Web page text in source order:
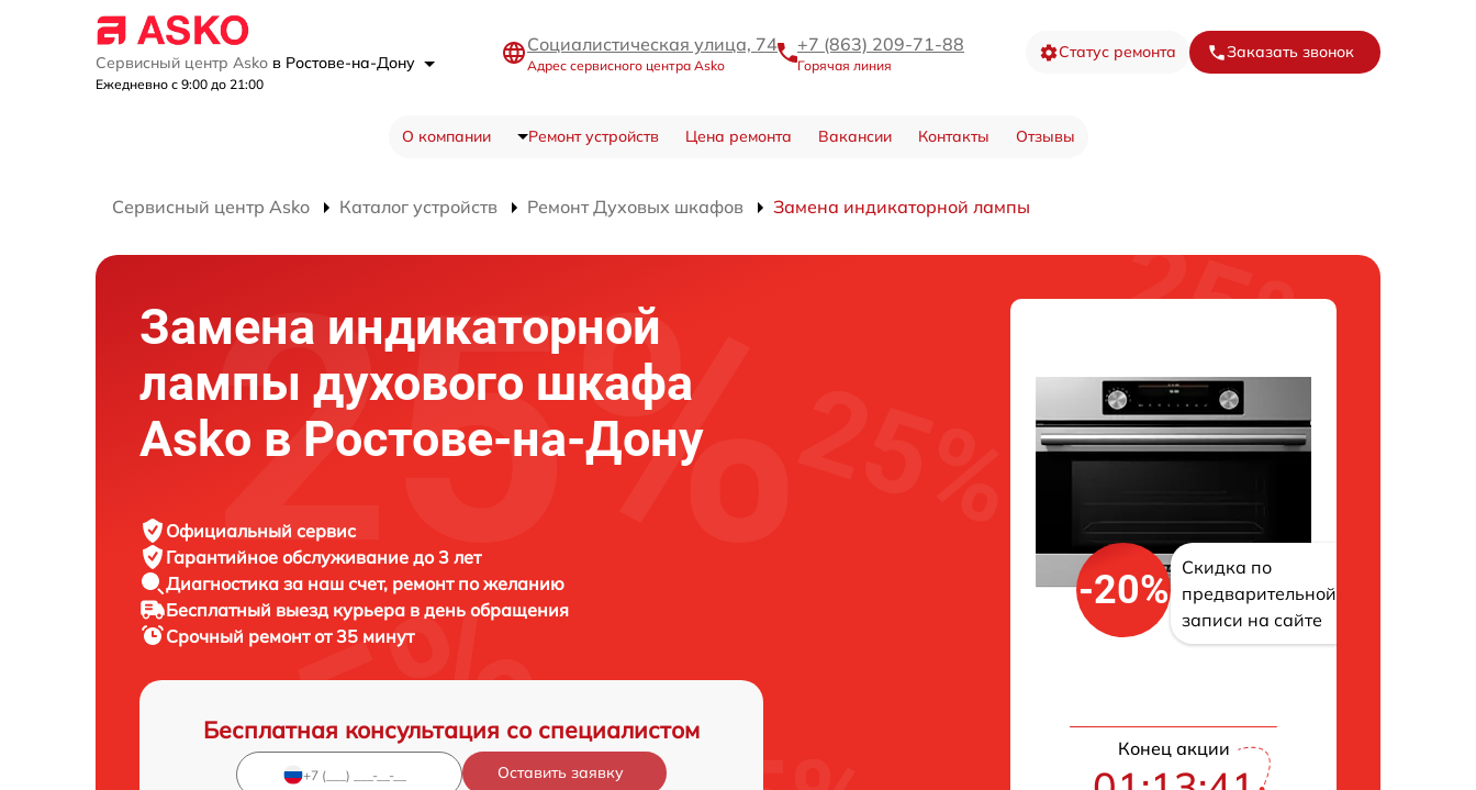
Сервисный центр Asko в Ростове-на-Дону
Ежедневно с 9:00 до 21:00
Социалистическая улица, 74
Адрес сервисного центра Asko
+7 (863) 209-71-88
Горячая линия
Статус ремонта Заказать звонок
О компании Ремонт устройств Цена ремонта Вакансии Контакты Отзывы
Сервисный центр Asko Каталог устройств Ремонт Духовых шкафов Замена индикаторной лампы
Замена индикаторной
лампы духового шкафа
Asko в Ростове-на-Дону
Официальный сервис
Гарантийное обслуживание до 3 лет
Диагностика за наш счет, ремонт по желанию
Бесплатный выезд курьера в день обращения
Срочный ремонтот 35 минут
Бесплатная консультация со специалистом
Оставить заявку
-20%
Скидка по
предварительной
записи на сайте
Конец акции